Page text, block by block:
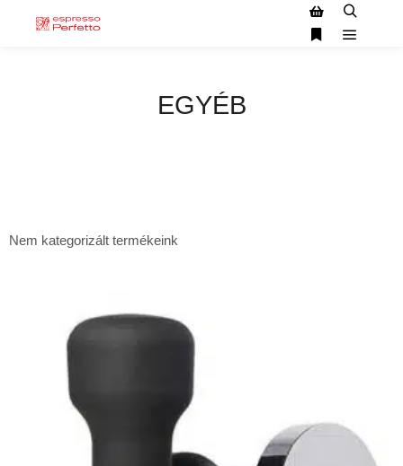
EGYÉB
Nem kategorizált termékeink